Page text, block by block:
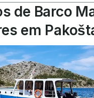
de Barco
em